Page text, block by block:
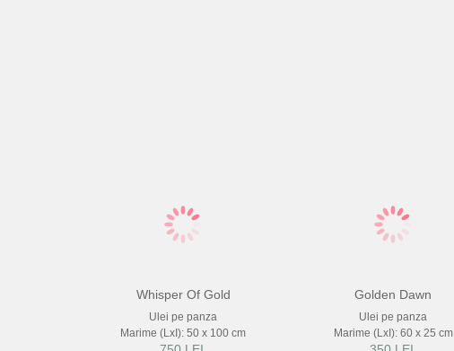
Whisper Of Gold
Ulei pe panza
Marime (LxI): 50 x 100 cm
Golden Dawn
Ulei pe panza
Marime (LxI): 60 x 25 cm